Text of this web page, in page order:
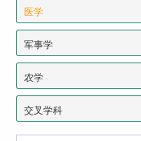
医学
军事学
农学
交叉学科